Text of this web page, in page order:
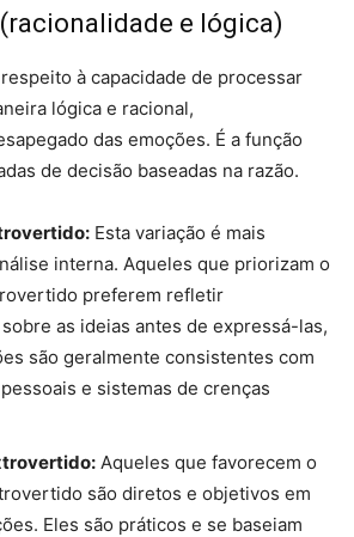
e lógica)
à capacidade de processar
lógica e racional,
das emoções. É a função
de decisão baseadas na razão.
Esta variação é mais
interna. Aqueles que priorizam o
preferem refletir
as ideias antes de expressá-las,
são geralmente consistentes com
e sistemas de crenças
Aqueles que favorecem o
são diretos e objetivos em
Eles são práticos e se baseiam